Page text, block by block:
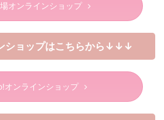
オンラインショップ
ショップはこちらから↓↓↓
オンラインショップ